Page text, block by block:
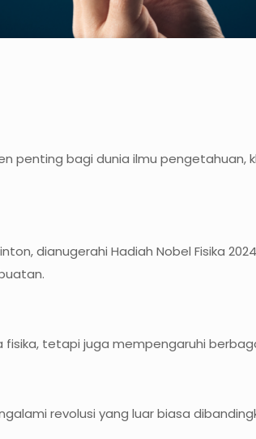
penting bagi dunia ilmu pengetahuan,
dianugerahi Hadiah Nobel Fisika
tetapi juga mempengaruhi
revolusi yang luar biasa